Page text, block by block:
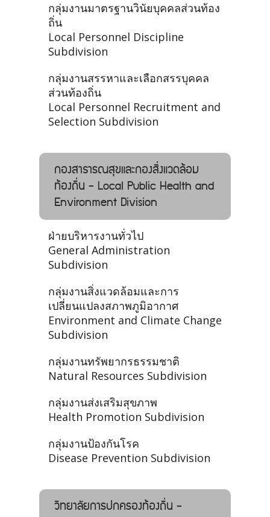
กลุ่มงานมาตรฐานวินัยบุคคลส่วนท้อง
ถิ่น
Local Personnel Discipline
Subdivision
กลุ่มงานสรรหาและเลือกสรรบุคคล
ส่วนท้องถิ่น
Local Personnel Recruitment and
Selection Subdivision
กองสาธารณสุขและกองสิ่งแวดล้อม
ท้องถิ่น - Local Public Health and
Environment Division
ฝ่ายบริหารงานทั่วไป
General Administration
Subdivision
กลุ่มงานสิ่งแวดล้อมและการ
เปลี่ยนแปลงสภาพภูมิอากาศ
Environment and Climate Change
Subdivision
กลุ่มงานทรัพยากรธรรมชาติ
Natural Resources Subdivision
กลุ่มงานส่งเสริมสุขภาพ
Health Promotion Subdivision
กลุ่มงานป้องกันโรค
Disease Prevention Subdivision
วิทยาลัยการปกครองท้องถิ่น -